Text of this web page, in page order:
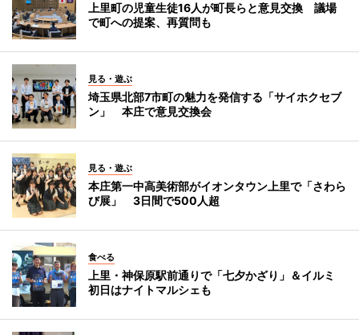
上里町の児童生徒16人が町長らと意見交換 議場
で町への提案、再質問も
見る・遊ぶ
埼玉県北部7市町の魅力を発信する「サイホクセブ
ン」 本庄で意見交換会
見る・遊ぶ
本庄第一中高美術部がイオンタウン上里で「さわら
び展」 3日間で500人超
食べる
上里・神保原駅前通りで「七夕かざり」＆イルミ
初日はナイトマルシェも